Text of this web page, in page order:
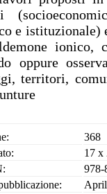
e istituzionale)
ionico,
oppure
territori,
368
17 x
978-